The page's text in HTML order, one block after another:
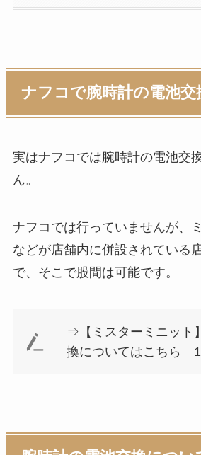
ナフコで腕時計の電池交
実はナフコでは腕時計の電池交
ん。
ナフコでは行っていませんが、
などが店舗内に併設されている
で、そこで股間は可能です。
⇒【ミスターミニット
換についてはこちら